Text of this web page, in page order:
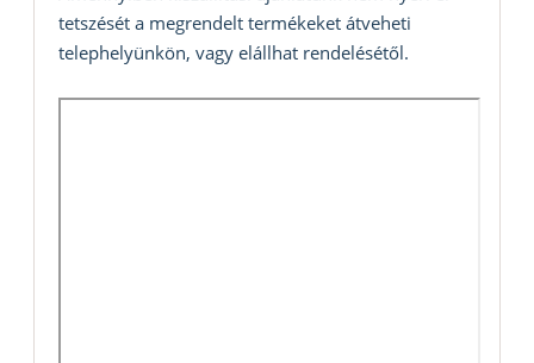
tetszését a megrendelt termékeket átveheti
telephelyünkön, vagy elállhat rendelésétől.